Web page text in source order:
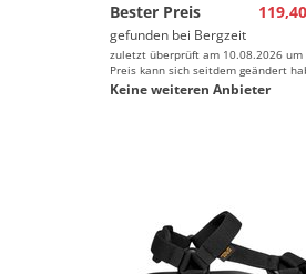
Bester Preis
gefunden bei Bergzeit
zuletzt überprüft am 10.08.2026 um
Preis kann sich seitdem geändert
Keine weiteren Anbieter